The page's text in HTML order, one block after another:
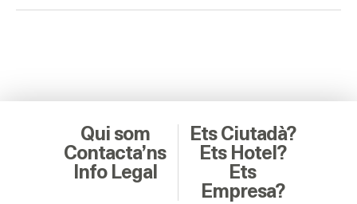
Qui som
Contacta’ns
Info Legal
Ets Ciutadà?
Ets Hotel?
Ets
Empresa?